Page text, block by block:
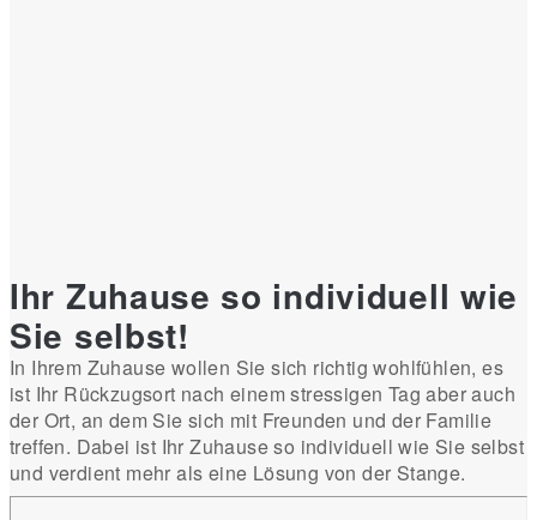
Ihr Zuhause so individuell wie
Sie selbst!
In Ihrem Zuhause wollen Sie sich richtig wohlfühlen, es
ist Ihr Rückzugsort nach einem stressigen Tag aber auch
der Ort, an dem Sie sich mit Freunden und der Familie
treffen. Dabei ist Ihr Zuhause so individuell wie Sie selbst
und verdient mehr als eine Lösung von der Stange.